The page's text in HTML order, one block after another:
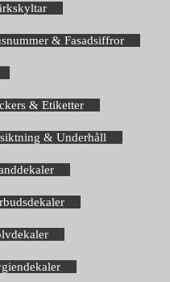
& Fasadsiffror
& Etiketter
& Underhåll